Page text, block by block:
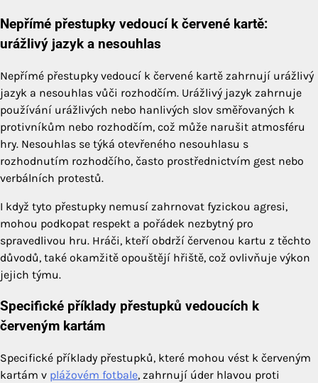
Nepřímé přestupky vedoucí k červené kartě:
urážlivý jazyk a nesouhlas
Nepřímé přestupky vedoucí k červené kartě zahrnují urážlivý
jazyk a nesouhlas vůči rozhodčím. Urážlivý jazyk zahrnuje
používání urážlivých nebo hanlivých slov směřovaných k
protivníkům nebo rozhodčím, což může narušit atmosféru
hry. Nesouhlas se týká otevřeného nesouhlasu s
rozhodnutím rozhodčího, často prostřednictvím gest nebo
verbálních protestů.
I když tyto přestupky nemusí zahrnovat fyzickou agresi,
mohou podkopat respekt a pořádek nezbytný pro
spravedlivou hru. Hráči, kteří obdrží červenou kartu z těchto
důvodů, také okamžitě opouštějí hřiště, což ovlivňuje výkon
jejich týmu.
Specifické příklady přestupků vedoucích k
červeným kartám
Specifické příklady přestupků, které mohou vést k červeným
kartám v plážovém fotbale, zahrnují úder hlavou proti